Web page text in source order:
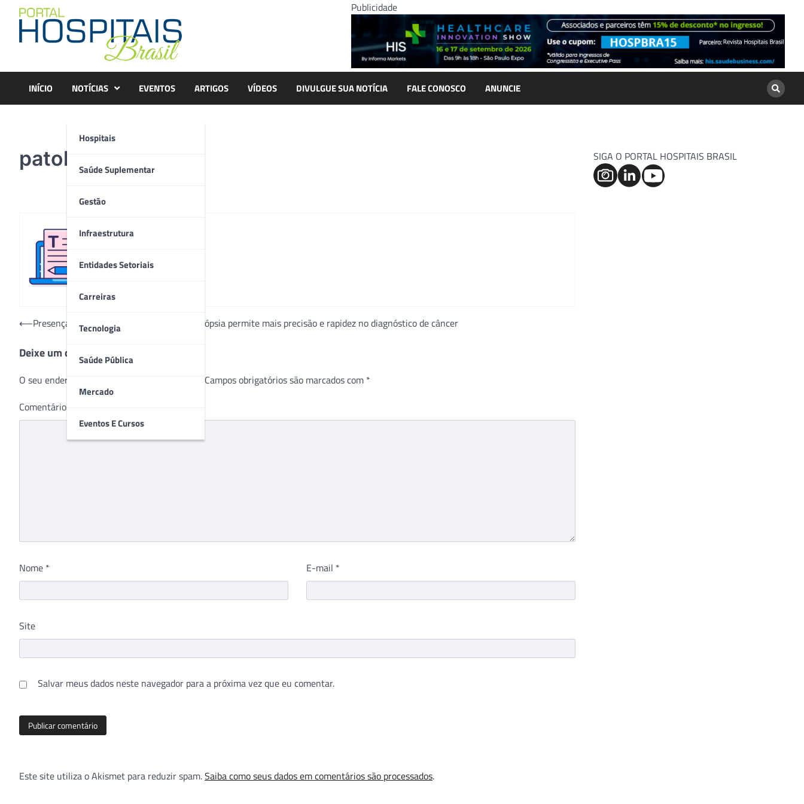
content
Publicidade
INÍCIO NOTÍCIAS
Hospitais
Saúde Suplementar
Gestão
Infraestrutura
Entidades Setoriais
Carreiras
Tecnologia
Saúde Pública
Mercado
Eventos E Cursos
EVENTOS ARTIGOS VÍDEOS DIVULGUE SUA NOTÍCIA FALE CONOSCO ANUNCIE
patologia
Navegação
Post
⟵Presença do médico patologista durante biópsia permite mais precisão e rapidez no diagnóstico de câncer
Deixe um comentário
O seu endereço de e-mail não será publicado. Campos obrigatórios são marcados com *
Comentário
Nome * E-mail *
Site
Salvar meus dados neste navegador para a próxima vez que eu comentar.
Este site utiliza o Akismet para reduzir spam.Saiba como seus dados em comentários são processados.
SIGA O PORTAL HOSPITAIS BRASIL